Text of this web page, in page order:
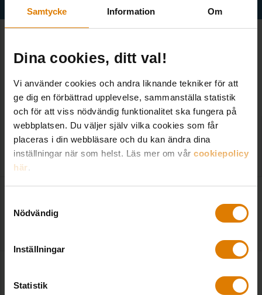
Samtycke Information Om
Dina cookies, ditt val!
Vi använder cookies och andra liknande tekniker för att
ge dig en förbättrad upplevelse, sammanställa statistik
och för att viss nödvändig funktionalitet ska fungera på
webbplatsen. Du väljer själv vilka cookies som får
placeras i din webbläsare och du kan ändra dina
inställningar när som helst. Läs mer om vår cookiepolicy
här.
Nödvändig
Inställningar
Statistik
Fler nyheter
Boverket: Växande utmaningar för allmännyttan
2025-09-23 |Sveriges Allmännytta
centrum under Almedalen 2025